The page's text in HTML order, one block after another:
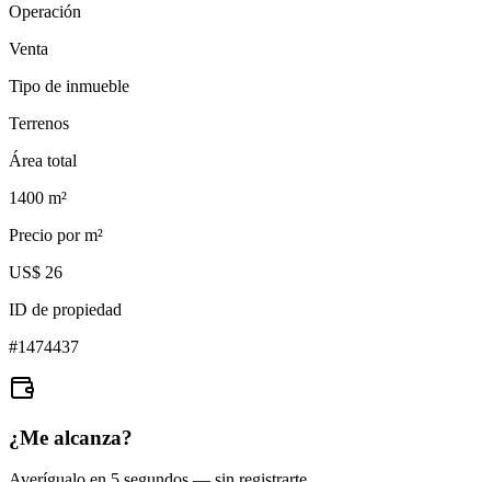
Operación
Venta
Tipo de inmueble
Terrenos
Área total
1400 m²
Precio por m²
US$ 26
ID de propiedad
#1474437
¿Me alcanza?